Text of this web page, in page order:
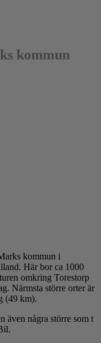
kommun
kommun i
Här bor ca 1000
omkring Torestorp
Närmsta större orter är
(49 km).
även några större som t